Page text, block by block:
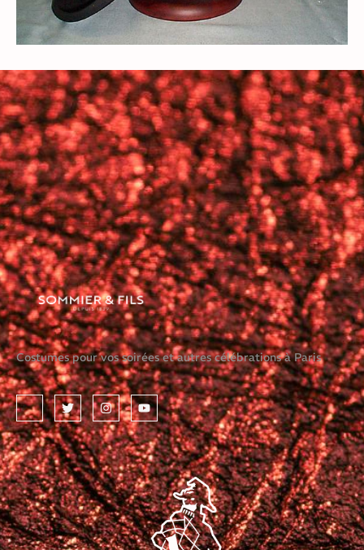
Costumes pour vos soirées et autres célébrations à Paris